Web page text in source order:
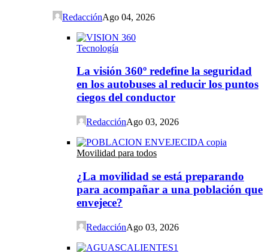
RedacciónAgo 04, 2026
Tecnología
La visión 360º redefine la seguridad
en los autobuses al reducir los puntos
ciegos del conductor
RedacciónAgo 03, 2026
Movilidad para todos
¿La movilidad se está preparando
para acompañar a una población que
envejece?
RedacciónAgo 03, 2026